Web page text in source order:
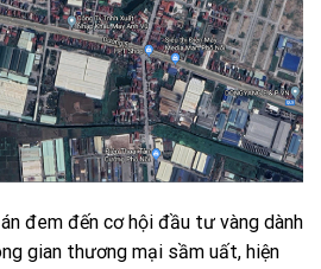
đem đến cơ hội đầu tư vàng dành
gian thương mại sầm uất, hiện